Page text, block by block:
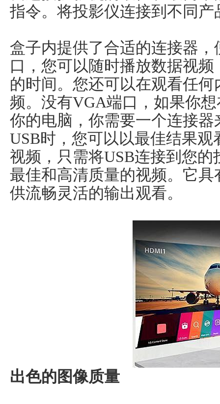
指令。将投影仪连接到不同
盒子内提供了合适的连接器
口，您可以随时播放数据视
的时间。您还可以在观看任
频。没有VGA端口，如果你
你的电脑，你需要一个连接
USB时，您可以以最佳结果
视频，只需将USB连接到您
最佳和高清质量的视频。它
供流畅灵活的输出观看。
出色的图像质量